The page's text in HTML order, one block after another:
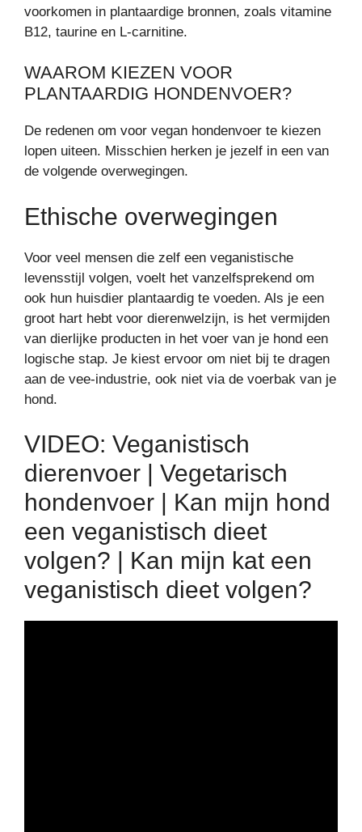
voorkomen in plantaardige bronnen, zoals vitamine
B12, taurine en L-carnitine.
WAAROM KIEZEN VOOR
PLANTAARDIG HONDENVOER?
De redenen om voor vegan hondenvoer te kiezen
lopen uiteen. Misschien herken je jezelf in een van
de volgende overwegingen.
Ethische overwegingen
Voor veel mensen die zelf een veganistische
levensstijl volgen, voelt het vanzelfsprekend om
ook hun huisdier plantaardig te voeden. Als je een
groot hart hebt voor dierenwelzijn, is het vermijden
van dierlijke producten in het voer van je hond een
logische stap. Je kiest ervoor om niet bij te dragen
aan de vee-industrie, ook niet via de voerbak van je
hond.
VIDEO: Veganistisch
dierenvoer | Vegetarisch
hondenvoer | Kan mijn hond
een veganistisch dieet
volgen? | Kan mijn kat een
veganistisch dieet volgen?